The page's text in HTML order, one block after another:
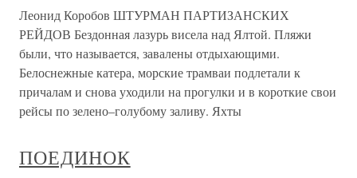
Леонид Коробов ШТУРМАН ПАРТИЗАНСКИХ
РЕЙДОВ Бездонная лазурь висела над Ялтой. Пляжи
были, что называется, завалены отдыхающими.
Белоснежные катера, морские трамваи подлетали к
причалам и снова уходили на прогулки и в короткие свои
рейсы по зелено–голубому заливу. Яхты
ПОЕДИНОК